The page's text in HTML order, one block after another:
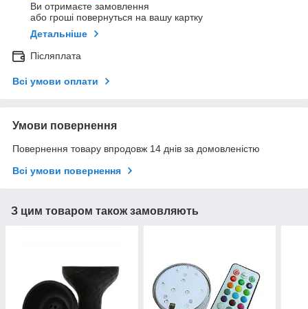
Ви отримаєте замовлення
або гроші повернуться на вашу картку
Детальніше
Післяплата
Всі умови оплати
Умови повернення
Повернення товару впродовж 14 днів за домовленістю
Всі умови повернення
З цим товаром також замовляють